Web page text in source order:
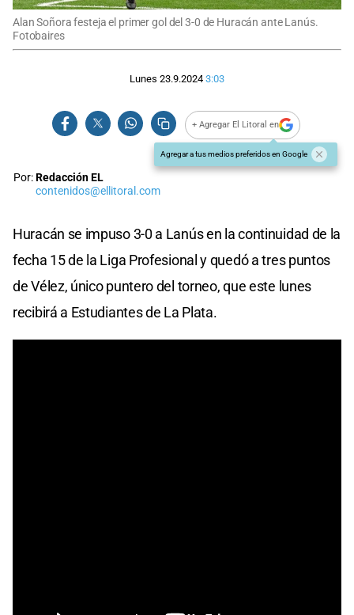
Alan Soñora festeja el primer gol del 3-0 de Huracán ante Lanús.
Fotobaires
Lunes 23.9.2024 3:03
+ Agregar El Litoral en
Agregar a tus medios preferidos en Google
Por:Redacción EL
contenidos@ellitoral.com
Huracán se impuso 3-0 a Lanús en la continuidad de la
fecha 15 de la Liga Profesional y quedó a tres puntos
de Vélez, único puntero del torneo, que este lunes
recibirá a Estudiantes de La Plata.